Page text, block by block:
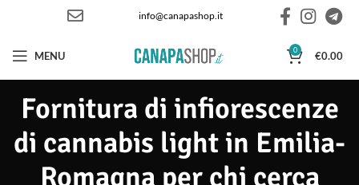
info@canapashop.it
MENU 0 €0.00
Fornitura di infiorescenze
di cannabis light in Emilia-
Romagna per chi cerca